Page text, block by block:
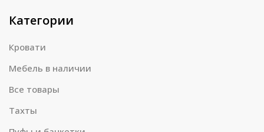
Категории
Кровати
Мебель в наличии
Все товары
Тахты